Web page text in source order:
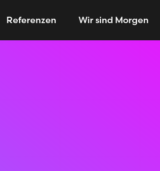
Referenzen Wir sind Morgen